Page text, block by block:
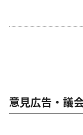
意見広告・議